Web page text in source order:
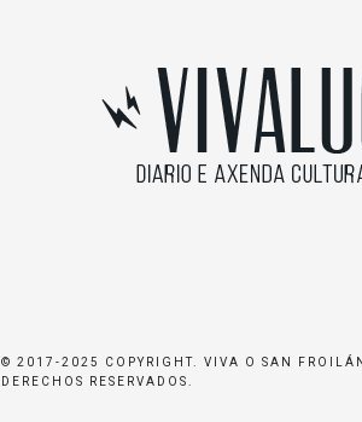
© 2017-2025 COPYRIGHT. VIVA O SAN
DERECHOS RESERVADOS.